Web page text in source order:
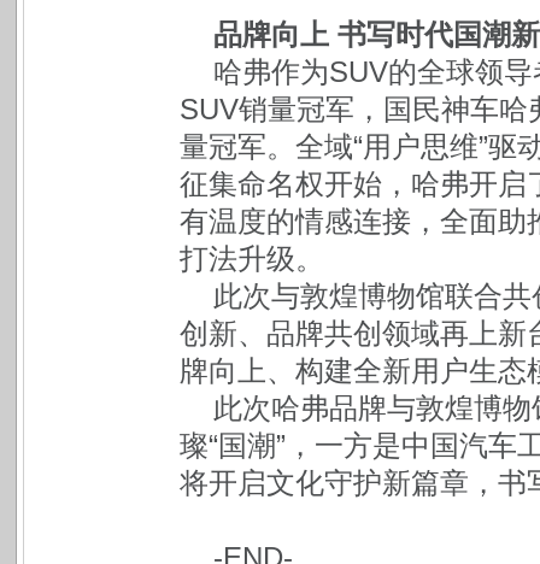
品牌向上 书写时代国潮
哈弗作为SUV的全球领
SUV销量冠军，国民神车
量冠军。全域“用户思维”驱
征集命名权开始，哈弗开启
有温度的情感连接，全面
打法升级。
此次与敦煌博物馆联合
创新、品牌共创领域再上
牌向上、构建全新用户生
此次哈弗品牌与敦煌博
璨“国潮”，一方是中国汽车
将开启文化守护新篇章，书
-END-